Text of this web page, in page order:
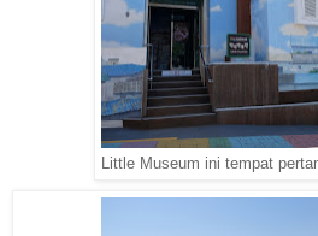
Little Museum ini tempat